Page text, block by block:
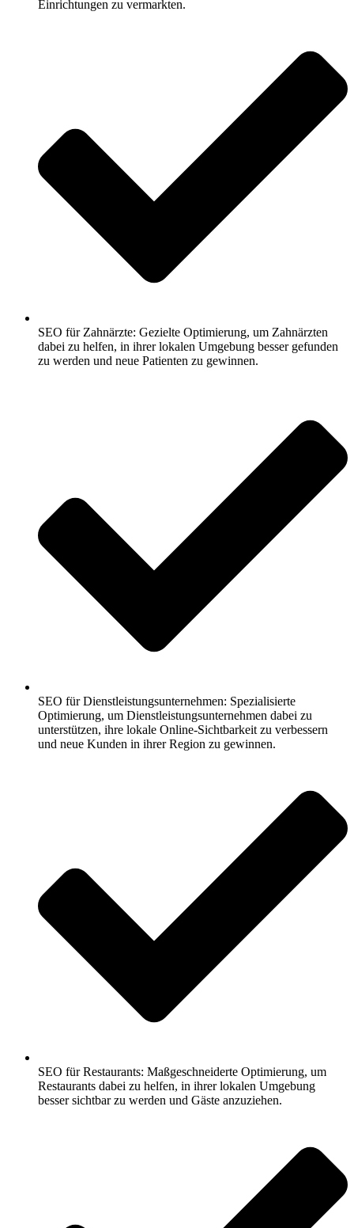
Einrichtungen zu vermarkten.
SEO für Zahnärzte: Gezielte Optimierung, um Zahnärzten
dabei zu helfen, in ihrer lokalen Umgebung besser gefunden
zu werden und neue Patienten zu gewinnen.
SEO für Dienstleistungsunternehmen: Spezialisierte
Optimierung, um Dienstleistungsunternehmen dabei zu
unterstützen, ihre lokale Online-Sichtbarkeit zu verbessern
und neue Kunden in ihrer Region zu gewinnen.
SEO für Restaurants: Maßgeschneiderte Optimierung, um
Restaurants dabei zu helfen, in ihrer lokalen Umgebung
besser sichtbar zu werden und Gäste anzuziehen.